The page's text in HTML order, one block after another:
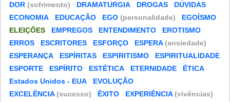
DOR (sofrimento) DRAMATURGIA DROGAS
DÚVIDAS
ECONOMIA
EDUCAÇÃO EGO (personalidade)
EGOÍSMO
ELEIÇÕES
EMPREGOS ENTENDIMENTO
EROTISMO
ERROS
ESCRITORES ESFORÇO ESPERA(ansiedade)
ESPERANÇA
ESPÍRITAS ESPIRITISMO
ESPIRITUALIDADE
ESPORTE
ESPÍRITO ESTÉTICA ETERNIDADE
ÉTICA
Estados Unidos - EUA
EVOLUÇÃO
EXCELÊNCIA(sucesso) ÊXITO EXPERIÊNCIA(vivências)